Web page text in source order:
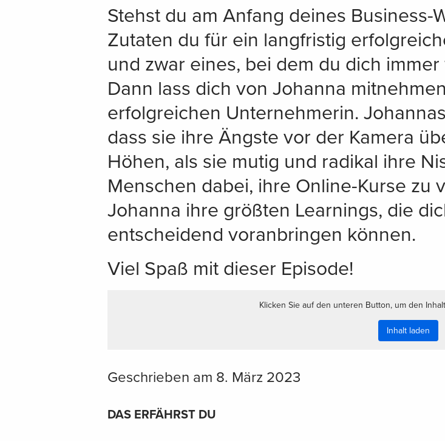
Stehst du am Anfang deines
Zutaten du für ein langfristig
und zwar eines, bei dem du dich
Dann lass dich von Johanna
erfolgreichen Unternehmerin.
dass sie ihre Ängste vor der Kamera
Höhen, als sie mutig und radikal ihre
Menschen dabei, ihre Online-Kurse zu
Johanna ihre größten Learnings, die
entscheidend voranbringen können.
Viel Spaß mit dieser Episode!
Klicken Sie auf den unteren Button, um den
Inhalt laden
Geschrieben am 8. März 2023
DAS ERFÄHRST DU